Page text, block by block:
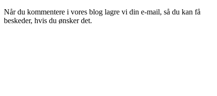
Når du kommentere i vores blog lagre vi din e-mail, så du kan få
beskeder, hvis du ønsker det.